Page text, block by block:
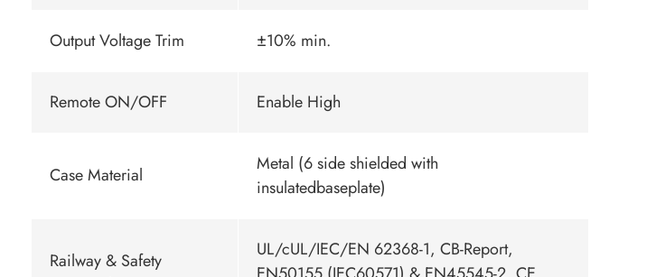
Output Voltage Trim ±10% min.
Remote ON/OFF Enable High
Case Material
Metal (6 side shielded with
insulatedbaseplate)
Railway & Safety
UL/cUL/IEC/EN 62368-1, CB-Report,